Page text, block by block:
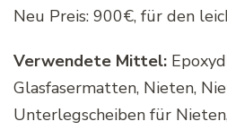
Neu Preis: 900€, für den
Verwendete Mittel:
Glasfasermatten, Nieten,
Unterlegscheiben für